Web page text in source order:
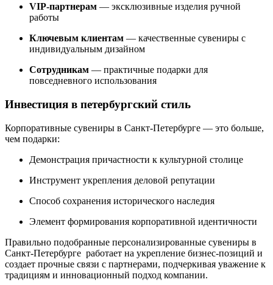
VIP-партнерам — эксклюзивные изделия ручной
работы
Ключевым клиентам — качественные сувениры с
индивидуальным дизайном
Сотрудникам — практичные подарки для
повседневного использования
Инвестиция в петербургский стиль
Корпоративные сувениры в Санкт-Петербурге — это больше,
чем подарки:
Демонстрация причастности к культурной столице
Инструмент укрепления деловой репутации
Способ сохранения исторического наследия
Элемент формирования корпоративной идентичности
Правильно подобранные персонализированные сувениры в
Санкт-Петербурге работает на укрепление бизнес-позиций и
создает прочные связи с партнерами, подчеркивая уважение к
традициям и инновационный подход компании.